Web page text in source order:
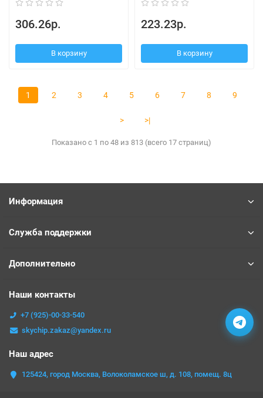
306.26р.
В корзину
223.23р.
В корзину
1 2 3 4 5 6 7 8 9
> >|
Показано с 1 по 48 из 813 (всего 17 страниц)
Информация
Служба поддержки
Дополнительно
Наши контакты
+7 (925)-00-33-540
skychip.zakaz@yandex.ru
Наш адрес
125424, город Москва, Волоколамское ш, д. 108, помещ. 8ц